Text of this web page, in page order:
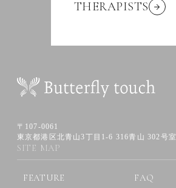
THERAPISTS
〒107-0061
東京都港区北青山3丁目1-6 316青山 302号室
SITE MAP
FEATURE
FAQ